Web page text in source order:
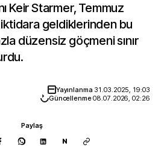
Keir Starmer, Temmuz
geldiklerinden bu
düzensiz göçmeni sınır
Yayınlanma 31.03.2025, 19:03
Güncellenme08.07.2026, 02:26
Paylaş
N